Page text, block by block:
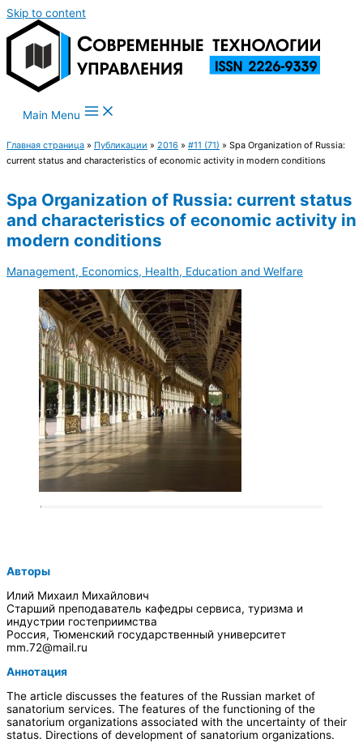
Skip to content
Main Menu
Главная страница » Публикации » 2016 » #11 (71) » Spa Organization of Russia:
current status and characteristics of economic activity in modern conditions
Spa Organization of Russia: current status
and characteristics of economic activity in
modern conditions
Management, Economics, Health, Education and Welfare
Авторы
Илий Михаил Михайлович
Старший преподаватель кафедры сервиса, туризма и
индустрии гостеприимства
Россия, Тюменский государственный университет
mm.72@mail.ru
Аннотация
The article discusses the features of the Russian market of
sanatorium services. The features of the functioning of the
sanatorium organizations associated with the uncertainty of their
status. Directions of development of sanatorium organizations.